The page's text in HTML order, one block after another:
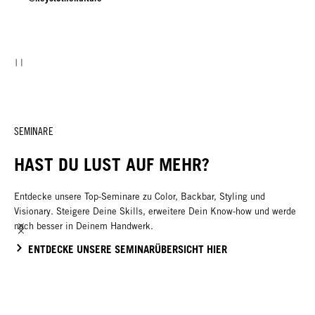
SEMINARE
HAST DU LUST AUF MEHR?
Entdecke unsere Top-Seminare zu Color, Backbar, Styling und
Visionary. Steigere Deine Skills, erweitere Dein Know-how und werde
noch besser in Deinem Handwerk.
ENTDECKE UNSERE SEMINARÜBERSICHT HIER